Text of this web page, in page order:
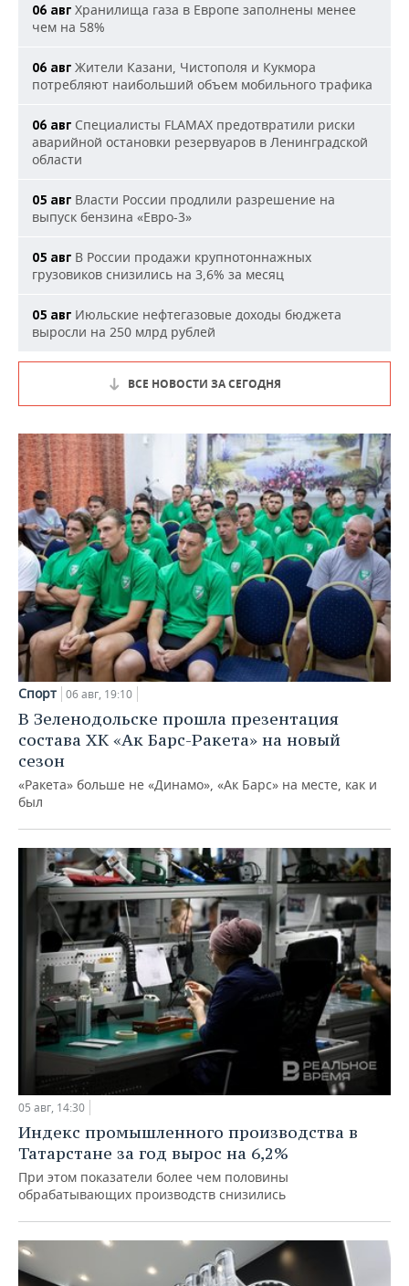
06 авг Хранилища газа в Европе заполнены менее
чем на 58%
06 авг Жители Казани, Чистополя и Кукмора
потребляют наибольший объем мобильного трафика
06 авг Специалисты FLAMAX предотвратили риски
аварийной остановки резервуаров в Ленинградской
области
05 авг Власти России продлили разрешение на
выпуск бензина «Евро-3»
05 авг В России продажи крупнотоннажных
грузовиков снизились на 3,6% за месяц
05 авг Июльские нефтегазовые доходы бюджета
выросли на 250 млрд рублей
ВСЕ НОВОСТИ ЗА СЕГОДНЯ
Спорт 06 авг, 19:10
В Зеленодольске прошла презентация
состава ХК «Ак Барс-Ракета» на новый
сезон
«Ракета» больше не «Динамо», «Ак Барс» на месте, как и
был
05 авг, 14:30
Индекс промышленного производства в
Татарстане за год вырос на 6,2%
При этом показатели более чем половины
обрабатывающих производств снизились